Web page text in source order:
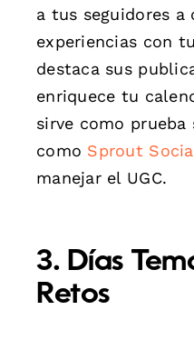
a tus seguidores a
experiencias con
destaca sus
enriquece tu
sirve como
como Sprout
manejar el UGC.
3. Días
Retos